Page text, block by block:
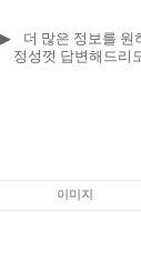
▶ 더 많은 정보를 원
정성껏 답변해드리
이미지